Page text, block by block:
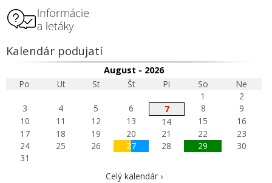
Kalendár podujatí
August - 2026
Po
Ut St Št Pi So
Ne
1
2
3
4 5 6 7 8
9
10
11 12 13 14 15
16
17
18 19 20 21 22
23
24
25 26 27 28 29
30
31
Celý kalendár ›